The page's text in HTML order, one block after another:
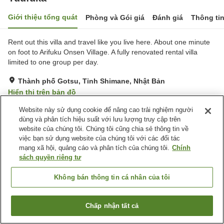
Giới thiệu tổng quát Phòng và Gói giá Đánh giá Thông
Rent out this villa and travel like you live here. About one minute
on foot to Arifuku Onsen Village. A fully renovated rental villa
limited to one group per day.
Thành phố Gotsu, Tỉnh Shimane, Nhật Bản
Hiển thị trên bản đồ
Đánh giá:3lượt
Tiện nghi chỗ nghỉ
Bãi đỗ xe
Nhật Bản Tỉnh Shimane
Thành phố Gotsu
Yuufuka
Tìm phòng trống
Website này sử dụng cookie để nâng cao trải nghiệm người
dùng và phân tích hiệu suất với lưu lượng truy cập trên
website của chúng tôi. Chúng tôi cũng chia sẻ thông tin về
việc bạn sử dụng website của chúng tôi với các đối tác
mạng xã hội, quảng cáo và phân tích của chúng tôi. Chính
sách quyền riêng tư
Không bán thông tin cá nhân của tôi
Chấp nhận tất cả